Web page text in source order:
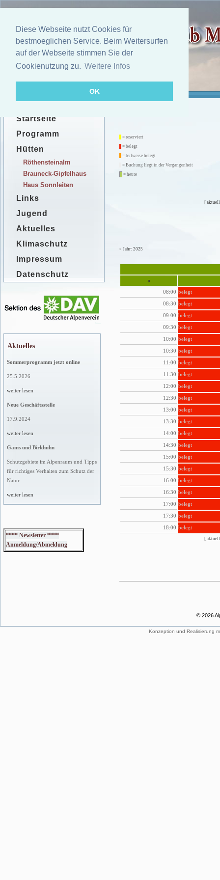
Diese Webseite nutzt Cookies für
bestmoeglichen Service. Beim Weitersurfen
auf der Webseite stimmen Sie der
Cookienutzung zu. Weitere Infos
OK
Startseite
Programm
Hütten
Röthensteinalm
Brauneck-Gipfelhaus
Haus Sonnleiten
Links
Jugend
Aktuelles
Klimaschutz
Impressum
Datenschutz
Aktuelles
Sommerprogramm jetzt online
25.5.2026
weiter lesen
Neue Geschäftsstelle
17.9.2024
weiter lesen
Gams und Birkhuhn
Schutzgebiete im Alpenraum und Tipps
für richtiges Verhalten zum Schutz der
Natur
weiter lesen
**** Newsletter ****
Anmeldung/Abmeldung
= reserviert
= belegt
= teilweise belegt
= Buchung liegt in der Vergangenheit
= heute
[
» Jahr: 2025
«
08:00 belegt
08:30 belegt
09:00 belegt
09:30 belegt
10:00 belegt
10:30 belegt
11:00 belegt
11:30 belegt
12:00 belegt
12:30 belegt
13:00 belegt
13:30 belegt
14:00 belegt
14:30 belegt
15:00 belegt
15:30 belegt
16:00 belegt
16:30 belegt
17:00 belegt
17:30 belegt
18:00 belegt
[
© 2026
Konzeption und Realisierung